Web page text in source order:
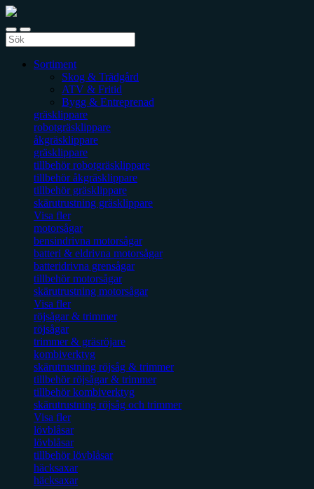
Sortiment
Skog & Trädgård
ATV & Fritid
Bygg & Entreprenad
gräsklippare
robotgräsklippare
åkgräsklippare
gräsklippare
tillbehör robotgräsklippare
tillbehör åkgräsklippare
tillbehör gräsklippare
skärutrustning gräsklippare
Visa fler
motorsågar
bensindrivna motorsågar
batteri & eldrivna motorsågar
batteridrivna grensågar
tillbehör motorsågar
skärutrustning motorsågar
Visa fler
röjsågar & trimmer
röjsågar
trimmer & gräsröjare
kombiverktyg
skärutrustning röjsåg & trimmer
tillbehör röjsågar & trimmer
tillbehör kombiverktyg
skärutrustning röjsåg och trimmer
Visa fler
lövblåsar
lövblåsar
tillbehör lövblåsar
häcksaxar
häcksaxar